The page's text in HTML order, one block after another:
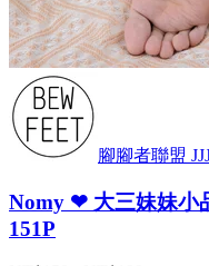
腳腳者聯盟
Nomy ❤ 大三妹妹小
151P